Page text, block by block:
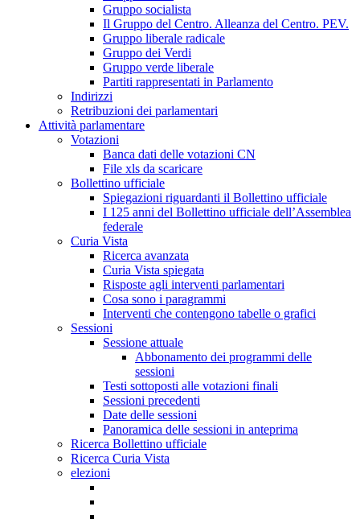
Gruppo socialista
Il Gruppo del Centro. Alleanza del Centro. PEV.
Gruppo liberale radicale
Gruppo dei Verdi
Gruppo verde liberale
Partiti rappresentati in Parlamento
Indirizzi
Retribuzioni dei parlamentari
Attività parlamentare
Votazioni
Banca dati delle votazioni CN
File xls da scaricare
Bollettino ufficiale
Spiegazioni riguardanti il Bollettino ufficiale
I 125 anni del Bollettino ufficiale dell’Assemblea
federale
Curia Vista
Ricerca avanzata
Curia Vista spiegata
Risposte agli interventi parlamentari
Cosa sono i paragrammi
Interventi che contengono tabelle o grafici
Sessioni
Sessione attuale
Abbonamento dei programmi delle
sessioni
Testi sottoposti alle votazioni finali
Sessioni precedenti
Date delle sessioni
Panoramica delle sessioni in anteprima
Ricerca Bollettino ufficiale
Ricerca Curia Vista
elezioni